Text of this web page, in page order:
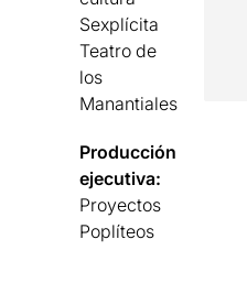
Sexplícita
Teatro de
los
Manantiales
Producción
ejecutiva:
Proyectos
Poplíteos